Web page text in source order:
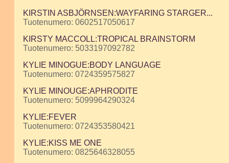
KIRSTIN ASBJÖRNSEN:WAYFARING STARGER...
Tuotenumero: 0602517050617
KIRSTY MACCOLL:TROPICAL BRAINSTORM
Tuotenumero: 5033197092782
KYLIE MINOGUE:BODY LANGUAGE
Tuotenumero: 0724359575827
KYLIE MINOUGE:APHRODITE
Tuotenumero: 5099964290324
KYLIE:FEVER
Tuotenumero: 0724353580421
KYLIE:KISS ME ONE
Tuotenumero: 0825646328055